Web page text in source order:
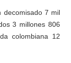
decomisado 7 mil
3 millones 806
colombiana 12